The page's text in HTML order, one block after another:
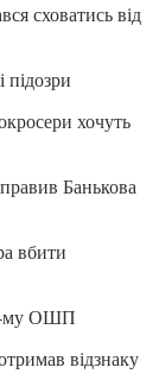
сховатись від
хочуть
Банькова
вбити
му ОШП
відзнаку